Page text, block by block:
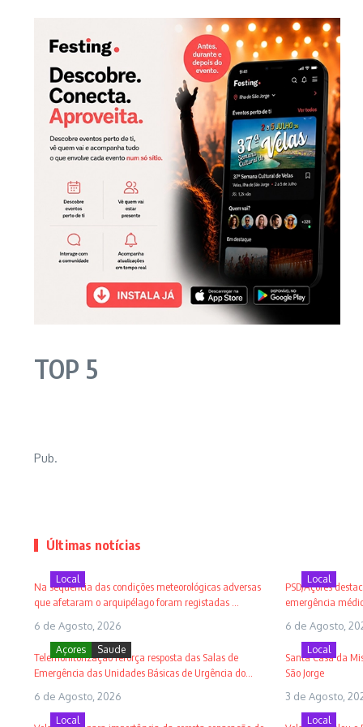
TOP 5
Pub.
Últimas notícias
Local
Na sequência das condições meteorológicas adversas
que afetaram o arquipélago foram registadas ...
6 de Agosto, 2026
Local
PSD/Açores
emergência
6 de Agosto,
Açores Saude
Telemonitorização reforça resposta das Salas de
Emergência das Unidades Básicas de Urgência do...
6 de Agosto, 2026
Local
Santa Casa da
São Jorge
3 de Agosto,
Local Local